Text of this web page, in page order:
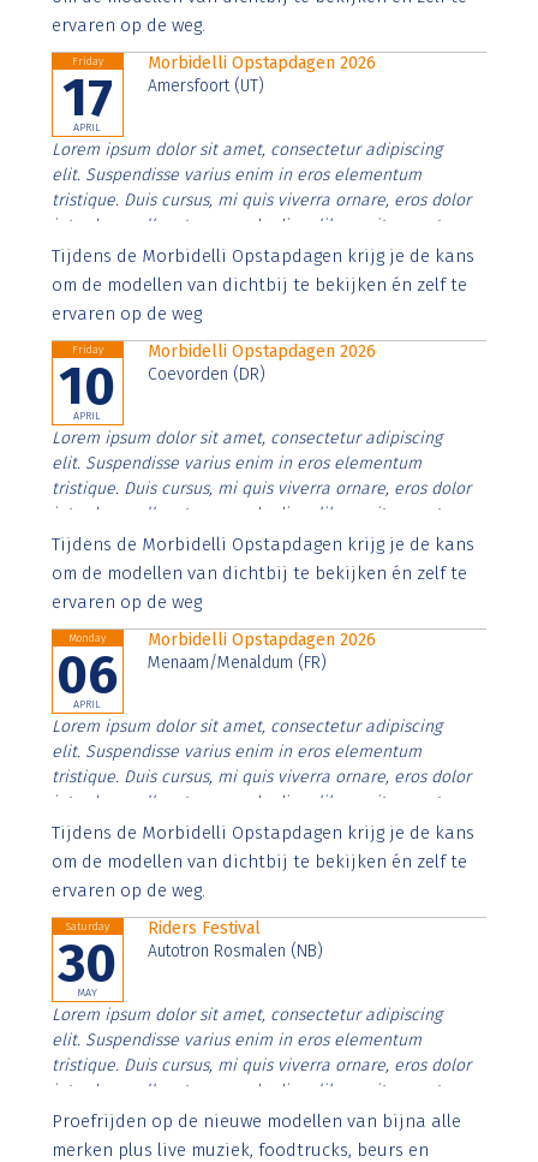
ervaren op de weg.
Friday
17
APRIL
Morbidelli Opstapdagen 2026
Amersfoort (UT)
Lorem ipsum dolor sit amet, consectetur adipiscing
elit. Suspendisse varius enim in eros elementum
tristique. Duis cursus, mi quis viverra ornare, eros dolor
interdum nulla, ut commodo diam libero vitae erat.
Aenean faucibus nibh et justo cursus id rutrum lorem
imperdiet. Nunc ut sem vitae risus tristique posuere.
Tijdens de Morbidelli Opstapdagen krijg je de kans
om de modellen van dichtbij te bekijken én zelf te
ervaren op de weg
Friday
10
APRIL
Morbidelli Opstapdagen 2026
Coevorden (DR)
Lorem ipsum dolor sit amet, consectetur adipiscing
elit. Suspendisse varius enim in eros elementum
tristique. Duis cursus, mi quis viverra ornare, eros dolor
interdum nulla, ut commodo diam libero vitae erat.
Aenean faucibus nibh et justo cursus id rutrum lorem
imperdiet. Nunc ut sem vitae risus tristique posuere.
Tijdens de Morbidelli Opstapdagen krijg je de kans
om de modellen van dichtbij te bekijken én zelf te
ervaren op de weg
Monday
06
APRIL
Morbidelli Opstapdagen 2026
Menaam/Menaldum (FR)
Lorem ipsum dolor sit amet, consectetur adipiscing
elit. Suspendisse varius enim in eros elementum
tristique. Duis cursus, mi quis viverra ornare, eros dolor
interdum nulla, ut commodo diam libero vitae erat.
Aenean faucibus nibh et justo cursus id rutrum lorem
imperdiet. Nunc ut sem vitae risus tristique posuere.
Tijdens de Morbidelli Opstapdagen krijg je de kans
om de modellen van dichtbij te bekijken én zelf te
ervaren op de weg.
Saturday
30
MAY
Riders Festival
Autotron Rosmalen (NB)
Lorem ipsum dolor sit amet, consectetur adipiscing
elit. Suspendisse varius enim in eros elementum
tristique. Duis cursus, mi quis viverra ornare, eros dolor
interdum nulla, ut commodo diam libero vitae erat.
Aenean faucibus nibh et justo cursus id rutrum lorem
imperdiet. Nunc ut sem vitae risus tristique posuere.
Proefrijden op de nieuwe modellen van bijna alle
merken plus live muziek, foodtrucks, beurs en